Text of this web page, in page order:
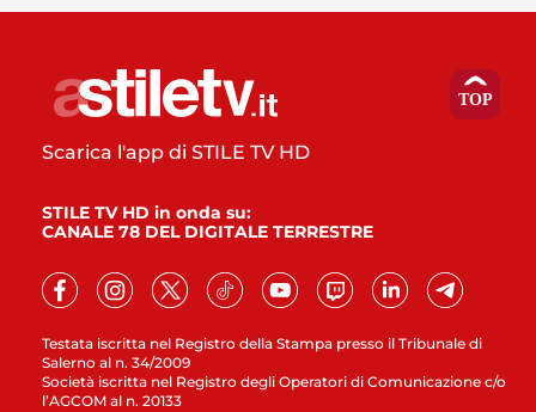
Testata iscritta nel Registro della Stampa presso il Tribunale di
Salerno al n. 34/2009
Società iscritta nel Registro degli Operatori di Comunicazione c/o
l’AGCOM al n. 20133
Scarica l'app di STILE TV HD
STILE TV HD in onda su:
CANALE 78 DEL DIGITALE TERRESTRE